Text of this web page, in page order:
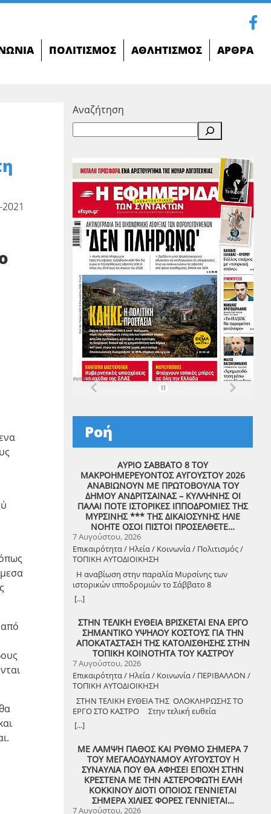
ΠΟΛΙΤΙΣΜΌΣ ΑΘΛΗΤΙΣΜΌΣ ΆΡΘΡΑ
Αναζήτηση
Ροή
ΑΥΡΙΟ ΣΑΒΒΑΤΟ 8 ΤΟΥ
ΜΑΚΡΟΗΜΕΡΕΥΟΝΤΟΣ ΑΥΓΟΥΣΤΟΥ 2026
ΑΝΑΒΙΩΝΟΥΝ ΜΕ ΠΡΩΤΟΒΟΥΛΙΑ ΤΟΥ
ΔΗΜΟΥ ΑΝΔΡΙΤΣΑΙΝΑΣ – ΚΥΛΛΗΝΗΣ ΟΙ
ΠΑΛΑΙ ΠΟΤΕ ΙΣΤΟΡΙΚΕΣ ΙΠΠΟΔΡΟΜΙΕΣ ΤΗΣ
ΜΥΡΣΙΝΗΣ *** ΤΗΣ ΔΙΚΑΙΟΣΥΝΗΣ ΗΛΙΕ
ΝΟΗΤΕ ΟΣΟΙ ΠΙΣΤΟΙ ΠΡΟΣΕΛΘΕΤΕ…
7 Αυγούστου, 2026
Επικαιρότητα / Ηλεία / Κοινωνία / Πολιτισμός /
ΤΟΠΙΚΗ ΑΥΤΟΔΙΟΙΚΗΣΗ
Η αναβίωση στην παραλία Μυρσίνης των
ιστορικών ιπποδρομιών το Σάββατο 8
Αυγούστου 2026
[...]
ΣΤΗΝ ΤΕΛΙΚΗ ΕΥΘΕΙΑ ΒΡΙΣΚΕΤΑΙ ΕΝΑ ΕΡΓΟ
ΣΗΜΑΝΤΙΚΟ ΥΨΗΛΟΥ ΚΟΣΤΟΥΣ ΓΙΑ ΤΗΝ
ΑΠΟΚΑΤΑΣΤΑΣΗ ΤΗΣ ΚΑΤΟΛΙΣΘΗΣΗΣ ΣΤΗΝ
ΤΟΠΙΚΗ ΚΟΙΝΟΤΗΤΑ ΤΟΥ ΚΑΣΤΡΟΥ
7 Αυγούστου, 2026
Επικαιρότητα / Ηλεία / Κοινωνία / ΠΕΡΙΒΑΛΛΟΝ /
ΤΟΠΙΚΗ ΑΥΤΟΔΙΟΙΚΗΣΗ
ΣΤΗΝ ΤΕΛΙΚΗ ΕΥΘΕΙΑ ΤΗΣ ΟΛΟΚΛΗΡΩΣΗΣ ΤΟ
ΕΡΓΟ ΣΤΟ ΚΑΣΤΡΟ Στην τελική ευθεία
ολοκλήρωσης βρίσκεται το κρίσιμο έργο
αποκατάστασης της κατολίσθησης στην Τ.Κ.
ευρώ. Έπειτα από αυτοψία που πραγματοποίησε
ο Δήμαρχος Ανδραβίδας-Κυλλήνης, Γιάννης
Λέντζας, μαζί με κλιμάκιο της Τεχνικής Υπηρεσίας
και εκπροσώπους της δημοτικής αρχής,
διαπιστώθηκε πως οι παρεμβάσεις προχωρούν
άμεσα και αυστηρά εντός των
[...]
ΜΕ ΛΑΜΨΗ ΠΑΘΟΣ ΚΑΙ ΡΥΘΜΟ ΣΗΜΕΡΑ 7
ΤΟΥ ΜΕΓΑΛΟΔΥΝΑΜΟΥ ΑΥΓΟΥΣΤΟΥ Η
ΣΥΝΑΥΛΙΑ ΠΟΥ ΘΑ ΑΦΗΣΕΙ ΕΠΟΧΗ ΣΤΗΝ
ΚΡΕΣΤΕΝΑ ΜΕ ΤΗΝ ΑΣΤΕΡΟΦΩΤΗ ΕΛΛΗ
ΚΟΚΚΙΝΟΥ ΔΙΟΤΙ ΟΠΟΙΟΣ ΓΕΝΝΙΕΤΑΙ
ΣΗΜΕΡΑ ΧΙΛΙΕΣ ΦΟΡΕΣ ΓΕΝΝΙΕΤΑΙ…
7 Αυγούστου, 2026